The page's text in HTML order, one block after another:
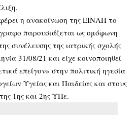
η ανακοίνωση της ΕΙΝΑΠ το
παρουσιάζεται ως ομόφωνη
συνέλευσης της ιατρικής σχολής
31/08/21 και είχε κοινοποιηθεί
επείγον» στην πολιτική ηγεσία
Υγείας και Παιδείας και στους
1ης και 2ης ΥΠε.